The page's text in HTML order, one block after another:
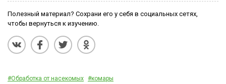
Полезный материал? Сохрани его у себя в социальных сетях,
чтобы вернуться к изучению.
#Обработка от насекомых #комары